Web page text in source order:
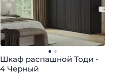
Шкаф распашной Тоди -
4 Черный